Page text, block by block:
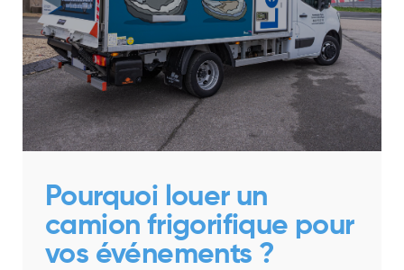
Pourquoi louer un
camion frigorifique pour
vos événements ?